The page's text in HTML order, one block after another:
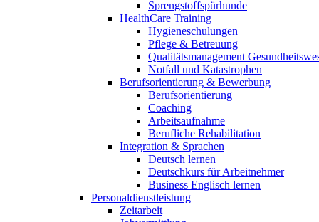
Sprengstoffspürhunde
HealthCare Training
Hygieneschulungen
Pflege & Betreuung
Qualitätsmanagement
Notfall und Katastrophen
Berufsorientierung & Bewerbung
Berufsorientierung
Coaching
Arbeitsaufnahme
Berufliche Rehabilitation
Integration & Sprachen
Deutsch lernen
Deutschkurs für Arbeitnehmer
Business Englisch lernen
Personaldienstleistung
Zeitarbeit